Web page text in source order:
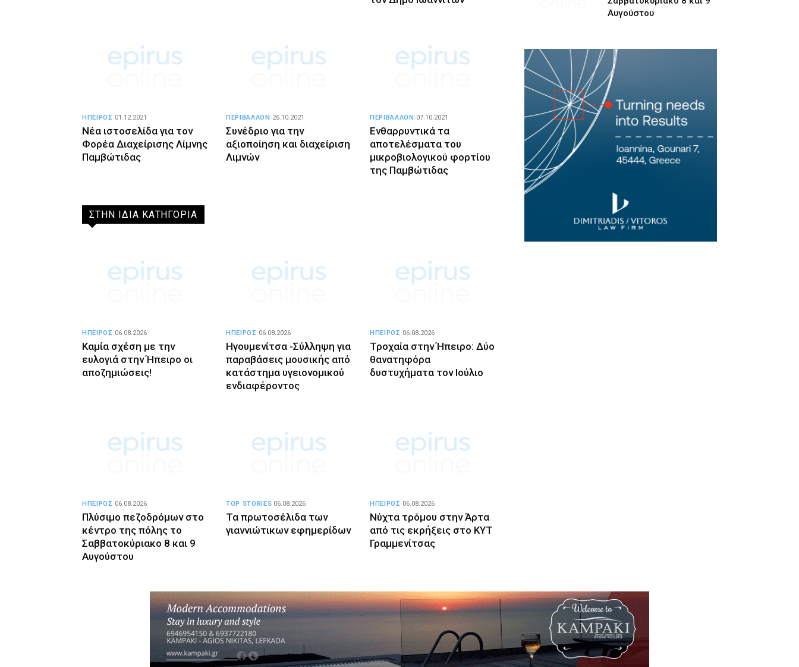
Νέα ιστοσελίδα για τον
Φορέα Διαχείρισης Λίμνης
Παμβώτιδας
ΗΠΕΙΡΟΣ 01.12.2021
Συνέδριο για την
αξιοποίηση και διαχείριση
Λιμνών
ΠΕΡΙΒΑΛΛΟΝ 26.10.2021
Ενθαρρυντικά τα
αποτελέσματα του
μικροβιολογικού φορτίου
της Παμβώτιδας
ΠΕΡΙΒΑΛΛΟΝ 07.10.2021
ΣΤΗΝ ΙΔΙΑ ΚΑΤΗΓΟΡΙΑ
Καμία σχέση με την
ευλογιά στην Ήπειρο οι
αποζημιώσεις!
ΗΠΕΙΡΟΣ 06.08.2026
Ηγουμενίτσα -Σύλληψη για
παραβάσεις μουσικής από
κατάστημα υγειονομικού
ενδιαφέροντος
ΗΠΕΙΡΟΣ 06.08.2026
Τροχαία στην Ήπειρο: Δύο
θανατηφόρα
δυστυχήματα τον Ιούλιο
ΗΠΕΙΡΟΣ 06.08.2026
Πλύσιμο πεζοδρόμων στο
κέντρο της πόλης το
Σαββατοκύριακο 8 και 9
Αυγούστου
ΗΠΕΙΡΟΣ 06.08.2026
Τα πρωτοσέλιδα των
γιαννιώτικων εφημερίδων
TOP STORIES 06.08.2026
Νύχτα τρόμου στην Άρτα
από τις εκρήξεις στο ΚΥΤ
Γραμμενίτσας
ΗΠΕΙΡΟΣ 06.08.2026
Αυγούστου